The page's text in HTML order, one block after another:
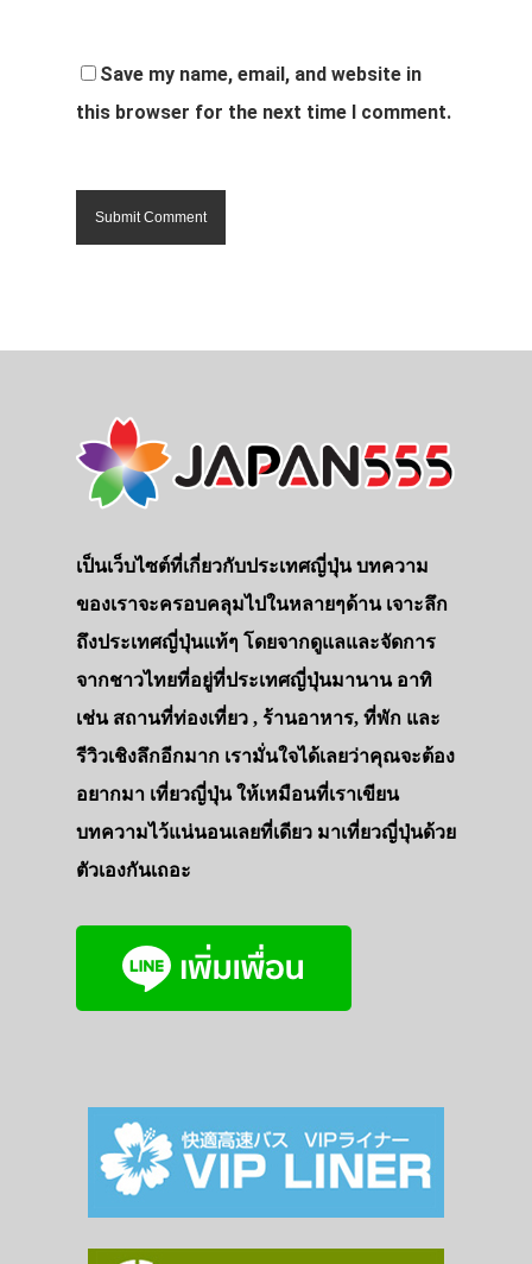
Save my name, email, and website in
this browser for the next time I comment.
เป็นเว็บไซต์ที่เกี่ยวกับประเทศญี่ปุ่น บทความ
ของเราจะครอบคลุมไปในหลายๆด้าน เจาะลึก
ถึงประเทศญี่ปุ่นแท้ๆ โดยจากดูแลและจัดการ
จากชาวไทยที่อยู่ที่ประเทศญี่ปุ่นมานาน อาทิ
เช่น สถานที่ท่องเที่ยว , ร้านอาหาร, ที่พัก และ
รีวิวเชิงลึกอีกมาก เรามั่นใจได้เลยว่าคุณจะต้อง
อยากมา เที่ยวญี่ปุ่น ให้เหมือนที่เราเขียน
บทความไว้แน่นอนเลยที่เดียว มาเที่ยวญี่ปุ่นด้วย
ตัวเองกันเถอะ